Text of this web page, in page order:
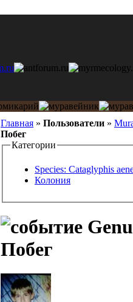
Главная » Пользователи »
Побег
Категории
Species: Cataglyphis
Колония
Побег